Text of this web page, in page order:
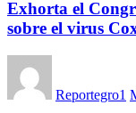
Exhorta el
sobre el virus
Reportegro1